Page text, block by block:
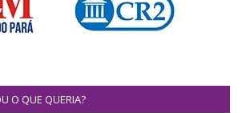
O QUE QUERIA?